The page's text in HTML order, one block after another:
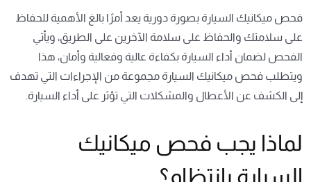
فحص ميكانيك السيارة بصورة دورية يعد أمرًا بالغ الأهمية للحفاظ
على سلامتك والحفاظ على سلامة الآخرين على الطريق، ويأتي
الفحص لضمان أداء السيارة بكفاءة عالية وفعالية وأمان، هذا
ويتطلب فحص ميكانيك السيارة مجموعة من الإجراءات التي تهدف
إلى الكشف عن الأعطال والمشكلات التي تؤثر على أداء السيارة.
لماذا يجب فحص ميكانيك
السيارة بانتظام؟